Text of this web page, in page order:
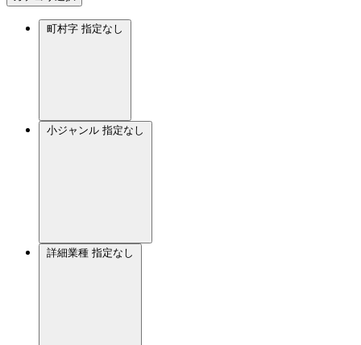
町村字 指定なし
小ジャンル 指定なし
詳細業種 指定なし